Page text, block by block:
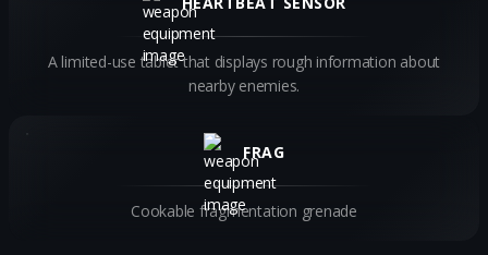
A limited-use tablet that displays rough information about
nearby enemies.
FRAG
Cookable fragmentation grenade